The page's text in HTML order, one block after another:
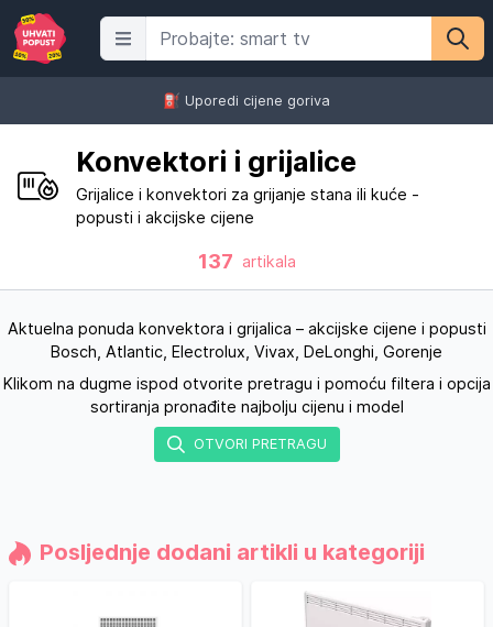
⛽️ Uporedi cijene goriva
Konvektori i grijalice
Grijalice i konvektori za grijanje stana ili kuće -
popusti i akcijske cijene
137 artikala
Aktuelna ponuda konvektora i grijalica – akcijske cijene i popusti
Bosch, Atlantic, Electrolux, Vivax, DeLonghi, Gorenje
Klikom na dugme ispod otvorite pretragu i pomoću filtera i opcija
sortiranja pronađite najbolju cijenu i model
OTVORI PRETRAGU
Posljednje dodani artikli u kategoriji